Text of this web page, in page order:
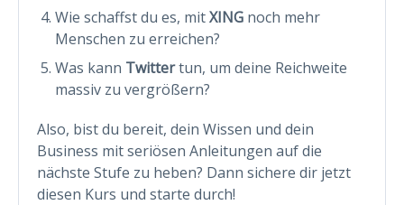
Wie schaffst du es, mitXING noch mehr
Menschen zu erreichen?
Was kann Twittertun, um deine Reichweite
massiv zu vergrößern?
Also, bist du bereit, dein Wissen und dein
Business mit seriösen Anleitungen auf die
nächste Stufe zu heben? Dann sichere dir jetzt
diesen Kurs und starte durch!